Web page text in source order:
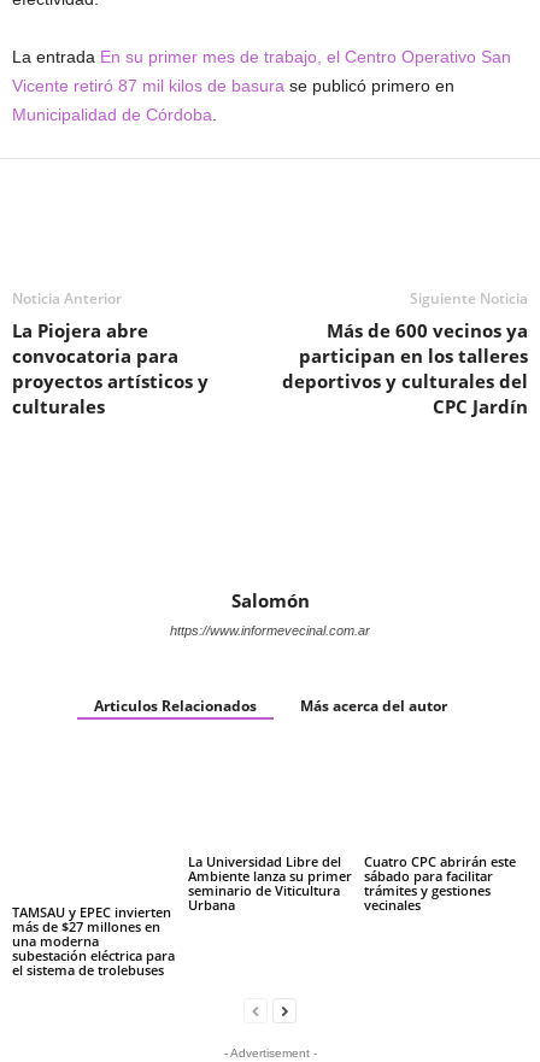
La entrada En su primer mes de trabajo, el Centro Operativo San
Vicente retiró 87 mil kilos de basura se publicó primero en
Municipalidad de Córdoba
Noticia Anterior
La Piojera abre
convocatoria para
proyectos artísticos y
culturales
Siguiente Noticia
Más de 600 vecinos ya
participan en los talleres
deportivos y culturales del
CPC Jardín
Salomón
https://www.informevecinal.com.ar
Articulos Relacionados Más acerca del autor
TAMSAU y EPEC invierten
más de $27 millones en
una moderna
subestación eléctrica para
el sistema de trolebuses
La Universidad Libre del
Ambiente lanza su primer
seminario de Viticultura
Urbana
Cuatro CPC abrirán este
sábado para facilitar
trámites y gestiones
vecinales
- Advertisement -